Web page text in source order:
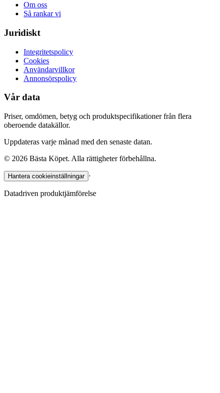
Om oss
Så rankar vi
Juridiskt
Integritetspolicy
Cookies
Användarvillkor
Annonsörspolicy
Vår data
Priser, omdömen, betyg och produktspecifikationer från flera
oberoende datakällor.
Uppdateras varje månad med den senaste datan.
© 2026 Bästa Köpet. Alla rättigheter förbehållna.
Hantera cookieinställningar ·
Datadriven produktjämförelse